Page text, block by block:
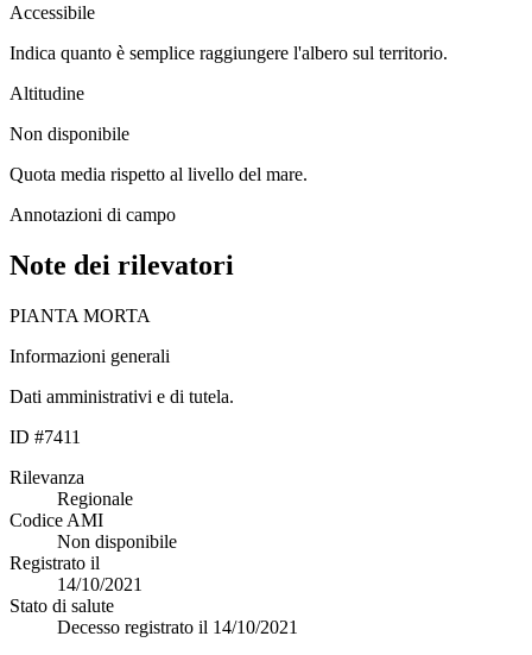
Accessibile
Indica quanto è semplice raggiungere l'albero sul territorio.
Altitudine
Non disponibile
Quota media rispetto al livello del mare.
Annotazioni di campo
Note dei rilevatori
PIANTA MORTA
Informazioni generali
Dati amministrativi e di tutela.
ID #7411
Rilevanza
Regionale
Codice AMI
Non disponibile
Registrato il
14/10/2021
Stato di salute
Decesso registrato il 14/10/2021